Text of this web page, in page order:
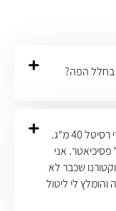
בחלל הפה?
אני בת 67 ונוטלת זה שנים רבות כדורי רסיטל 40 מ"ג.
של פסיכיאטר. אני
שכבר לא
לי ליטול